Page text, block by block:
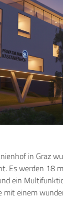
in Graz
Es werden 18
ein
mit einem